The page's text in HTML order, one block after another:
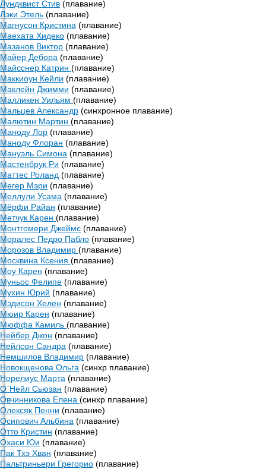
Лундквист Стив (плавание)
Лэки Этель (плавание)
Магнусон Кристина (плавание)
Маехата Хидеко (плавание)
Мазанов Виктор (плавание)
Майер Дебора (плавание)
Майсснер Катрин (плавание)
Маккиоун Кейли (плавание)
Маклейн Джимми (плавание)
Малликен Уильям (плавание)
Мальцев Александр (синхронное плавание)
Малютин Мартин (плавание)
Маноду Лор (плавание)
Маноду Флоран (плавание)
Мануэль Симона (плавание)
Мастенбрук Ри (плавание)
Маттес Роланд (плавание)
Мегер Мэри (плавание)
Меллули Усама (плавание)
Мёрфи Райан (плавание)
Метчук Карен (плавание)
Монтгомери Джеймс (плавание)
Моралес Педро Пабло (плавание)
Морозов Владимир (плавание)
Москвина Ксения (плавание)
Моу Карен (плавание)
Муньос Фелипе (плавание)
Мухин Юрий (плавание)
Мэдисон Хелен (плавание)
Мюир Карен (плавание)
Мюффа Камиль (плавание)
Нейбер Джон (плавание)
Нейлсон Сандра (плавание)
Немшилов Владимир (плавание)
Новокщенова Ольга (синхр плавание)
Норелиус Марта (плавание)
О`Нейл Сьюзан (плавание)
Овчинникова Елена (синхр плавание)
Олексяк Пенни (плавание)
Осипович Альбина (плавание)
Отто Кристин (плавание)
Охаси Юи (плавание)
Пак Тхэ Хван (плавание)
Пальтриньери Грегорио (плавание)